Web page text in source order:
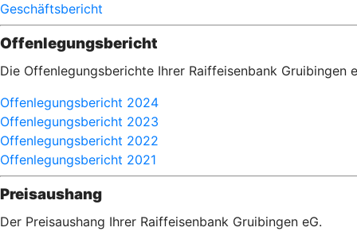
Geschäftsbericht
Offenlegungsbericht
Die Offenlegungsberichte Ihrer Raiffeisenbank Gruibingen
Offenlegungsbericht 2024
Offenlegungsbericht 2023
Offenlegungsbericht 2022
Offenlegungsbericht 2021
Preisaushang
Der Preisaushang Ihrer Raiffeisenbank Gruibingen eG.